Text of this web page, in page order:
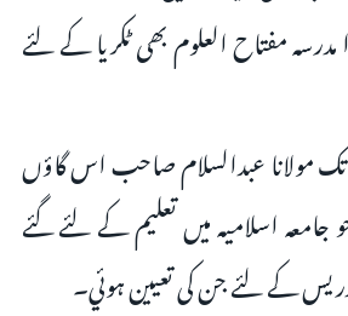
مفتاح العلوم بھی ٹکریا کے لئے
مولانا عبدالسلام صاحب اس گاؤں
اسلامیہ میں تعلیم کے لئے گئے
کے لئے جن کی تعیین ہوئي۔